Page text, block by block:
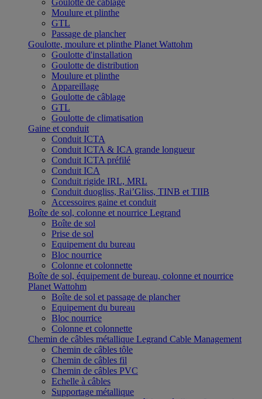
Goulotte de câblage
Moulure et plinthe
GTL
Passage de plancher
Goulotte, moulure et plinthe Planet Wattohm
Goulotte d'installation
Goulotte de distribution
Moulure et plinthe
Appareillage
Goulotte de câblage
GTL
Goulotte de climatisation
Gaine et conduit
Conduit ICTA
Conduit ICTA & ICA grande longueur
Conduit ICTA préfilé
Conduit ICA
Conduit rigide IRL, MRL
Conduit duogliss, Rai’Gliss, TINB et TIIB
Accessoires gaine et conduit
Boîte de sol, colonne et nourrice Legrand
Boîte de sol
Prise de sol
Equipement du bureau
Bloc nourrice
Colonne et colonnette
Boîte de sol, équipement de bureau, colonne et nourrice
Planet Wattohm
Boîte de sol et passage de plancher
Equipement du bureau
Bloc nourrice
Colonne et colonnette
Chemin de câbles métallique Legrand Cable Management
Chemin de câbles tôle
Chemin de câbles fil
Chemin de câbles PVC
Echelle à câbles
Supportage métallique